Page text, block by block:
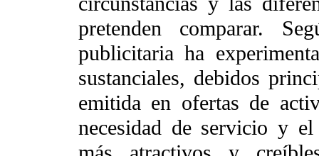
pretenden comparar.
publicitaria ha
sustanciales, debidos
emitida en ofertas de
necesidad de servicio y